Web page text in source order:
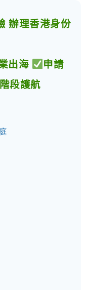
辦理香港身份
出海
申請
段護航